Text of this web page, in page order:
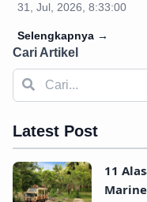
31, Jul, 2026, 8:33:00
Selengkapnya →
Cari Artikel
Latest Post
11